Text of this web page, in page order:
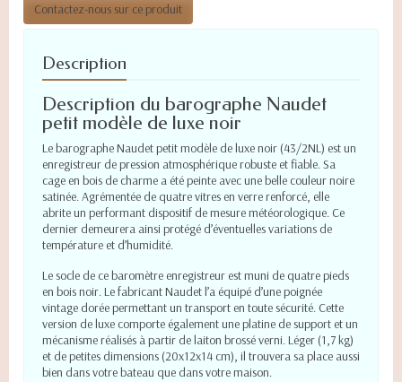
Contactez-nous sur ce produit
Description
Description du barographe Naudet
petit modèle de luxe noir
Le barographe Naudet petit modèle de luxe noir (43/2NL) est un
enregistreur de pression atmosphérique robuste et fiable. Sa
cage en bois de charme a été peinte avec une belle couleur noire
satinée. Agrémentée de quatre vitres en verre renforcé, elle
abrite un performant dispositif de mesure météorologique. Ce
dernier demeurera ainsi protégé d’éventuelles variations de
température et d’humidité.
Le socle de ce baromètre enregistreur est muni de quatre pieds
en bois noir. Le fabricant Naudet l’a équipé d’une poignée
vintage dorée permettant un transport en toute sécurité. Cette
version de luxe comporte également une platine de support et un
mécanisme réalisés à partir de laiton brossé verni. Léger (1,7 kg)
et de petites dimensions (20x12x14 cm), il trouvera sa place aussi
bien dans votre bateau que dans votre maison.